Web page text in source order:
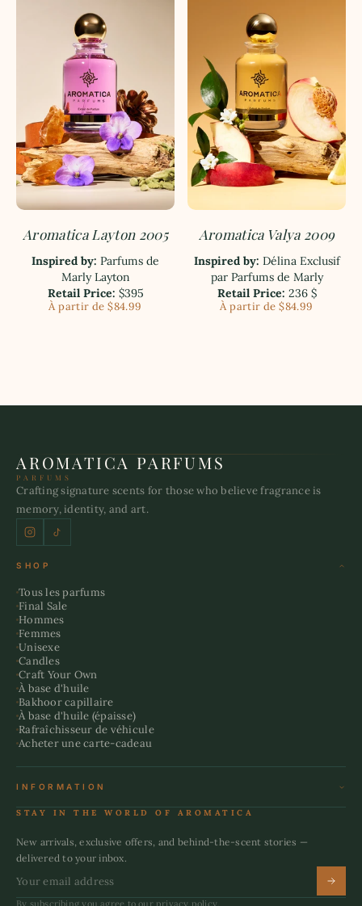
Aromatica Layton 2005
Inspired by: Parfums de
Marly Layton
Retail Price: $395
À partir de $84.99
Aromatica Valya 2009
Inspired by: Délina Exclusif
par Parfums de Marly
Retail Price: 236 $
À partir de $84.99
AROMATICA PARFUMS
PARFUMS
Crafting signature scents for those who believe fragrance is
memory, identity, and art.
SHOP
Tous les parfums
Final Sale
Hommes
Femmes
Unisexe
Candles
Craft Your Own
À base d'huile
Bakhoor capillaire
À base d'huile (épaisse)
Rafraîchisseur de véhicule
Acheter une carte-cadeau
INFORMATION
Conditions générales
Politique d'expédition
politique de confidentialité
STAY IN THE WORLD OF AROMATICA
New arrivals, exclusive offers, and behind-the-scent stories —
delivered to your inbox.
By subscribing you agree to our privacy policy.